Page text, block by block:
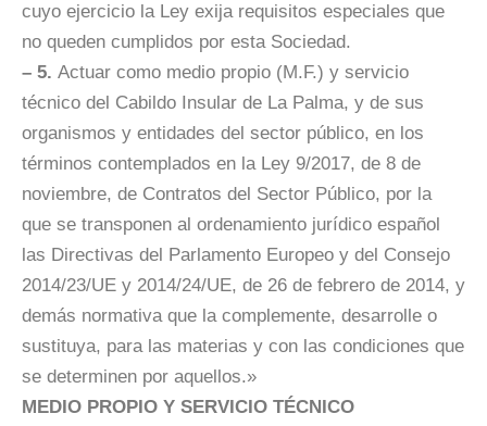
cuyo ejercicio la Ley exija requisitos especiales que
no queden cumplidos por esta Sociedad.
– 5. Actuar como medio propio (M.F.) y servicio
técnico del Cabildo Insular de La Palma, y de sus
organismos y entidades del sector público, en los
términos contemplados en la Ley 9/2017, de 8 de
noviembre, de Contratos del Sector Público, por la
que se transponen al ordenamiento jurídico español
las Directivas del Parlamento Europeo y del Consejo
2014/23/UE y 2014/24/UE, de 26 de febrero de 2014, y
demás normativa que la complemente, desarrolle o
sustituya, para las materias y con las condiciones que
se determinen por aquellos.»
MEDIO PROPIO Y SERVICIO TÉCNICO